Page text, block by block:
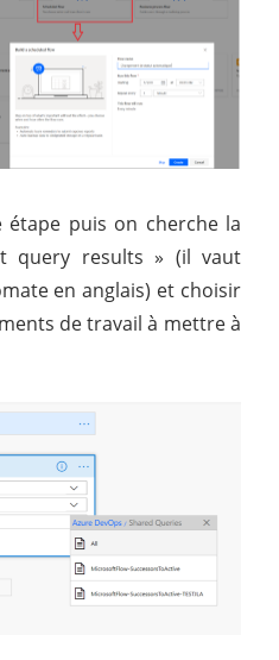
puis on cherche la
query results » (il vaut
en anglais) et choisir
de travail à mettre à